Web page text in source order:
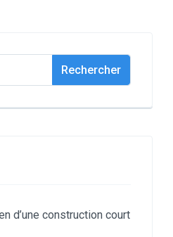
d’une construction court